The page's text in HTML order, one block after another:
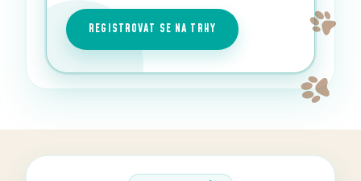
REGISTROVAT SE NA TRHY